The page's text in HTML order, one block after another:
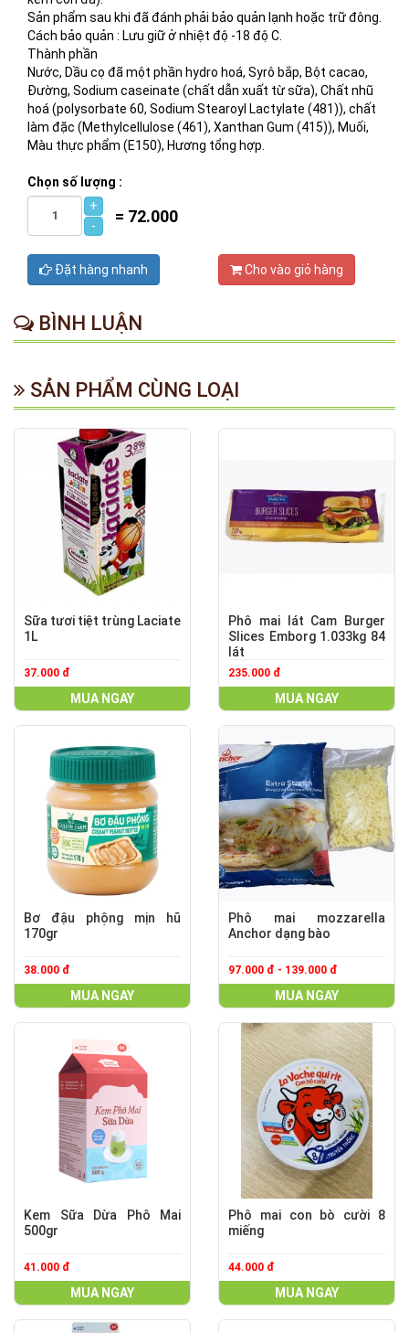
Sản phẩm sau khi đã đánh phải bảo quản lạnh hoặc trữ đông.
Cách bảo quản : Lưu giữ ở nhiệt độ -18 độ C.
Thành phần
Nước, Dầu cọ đã một phần hydro hoá, Syrô bắp, Bột cacao,
Đường, Sodium caseinate (chất dẫn xuất từ sữa), Chất nhũ
hoá (polysorbate 60, Sodium Stearoyl Lactylate (481)), chất
làm đặc (Methylcellulose (461), Xanthan Gum (415)), Muối,
Màu thực phẩm (E150), Hương tổng hợp.
Chọn số lượng :
+
-
= 72.000
Đặt hàng nhanh Cho vào giỏ hàng
BÌNH LUẬN
SẢN PHẨM CÙNG LOẠI
Sữa tươi tiệt trùng Laciate
1L
37.000 đ
MUA NGAY
Phô mai lát Cam Burger
Slices Emborg 1.033kg 84
lát
235.000 đ
MUA NGAY
Bơ đậu phộng mịn hũ
170gr
38.000 đ
MUA NGAY
Phô mai mozzarella
Anchor dạng bào
97.000 đ - 139.000 đ
MUA NGAY
Kem Sữa Dừa Phô Mai
500gr
41.000 đ
MUA NGAY
Phô mai con bò cười 8
miếng
44.000 đ
MUA NGAY